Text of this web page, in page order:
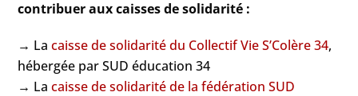
contribuer aux caisses de solidarité :
→ Lacaisse de solidarité du Collectif Vie S’Colère 34,
hébergée par SUD éducation 34
→ Lacaisse de solidarité de la fédération SUD